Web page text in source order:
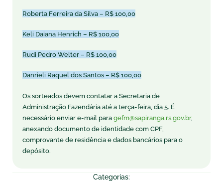
Roberta Ferreira da Silva – R$ 100,00
Keli Daiana Henrich – R$ 100,00
Rudi Pedro Welter – R$ 100,00
Danrieli Raquel dos Santos – R$ 100,00
Os sorteados devem contatar a Secretaria de
Administração Fazendária até a terça-feira, dia 5. É
necessário enviar e-mail paragefm@sapiranga.rs.gov.br,
anexando documento de identidade com CPF,
comprovante de residência e dados bancários para o
depósito.
Categorias: